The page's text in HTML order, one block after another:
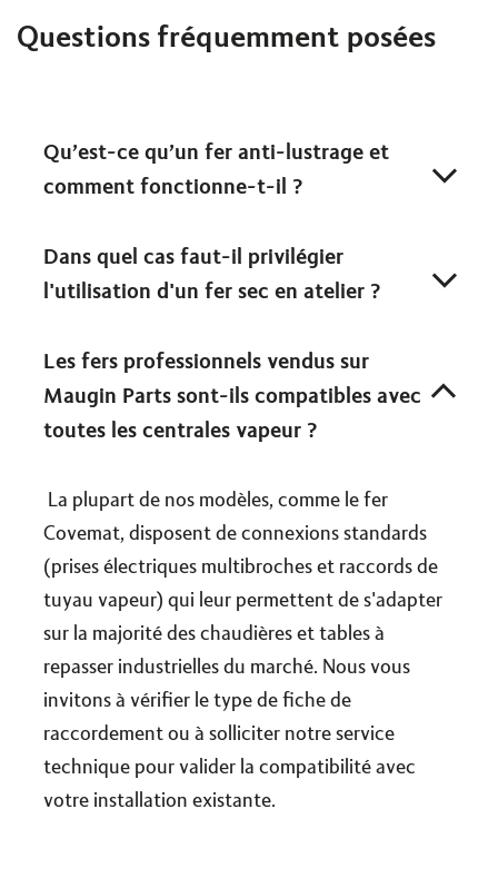
Questions fréquemment posées
Qu’est-ce qu’un fer anti-lustrage et
comment fonctionne-t-il ?
Dans quel cas faut-il privilégier
l'utilisation d'un fer sec en atelier ?
Les fers professionnels vendus sur
Maugin Parts sont-ils compatibles avec
toutes les centrales vapeur ?
La plupart de nos modèles, comme le fer
Covemat, disposent de connexions standards
(prises électriques multibroches et raccords de
tuyau vapeur) qui leur permettent de s'adapter
sur la majorité des chaudières et tables à
repasser industrielles du marché. Nous vous
invitons à vérifier le type de fiche de
raccordement ou à solliciter notre service
technique pour valider la compatibilité avec
votre installation existante.